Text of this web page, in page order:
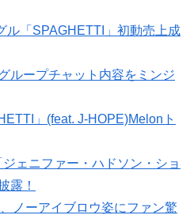
ル「SPAGHETTI」初動売上成
ループチャット内容をミンジ
」(feat. J-HOPE)Melonト
ェニファー・ハドソン・ショ
露！
ノーアイブロウ姿にファン驚